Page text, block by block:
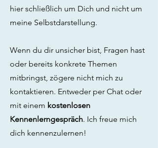
hier schließlich um Dich und nicht um
meine Selbstdarstellung.
Wenn du dir unsicher bist, Fragen hast
oder bereits konkrete Themen
mitbringst, zögere nicht mich zu
kontaktieren. Entweder per Chat oder
mit einem kostenlosen
Kennenlerngespräch. Ich freue mich
dich kennenzulernen!